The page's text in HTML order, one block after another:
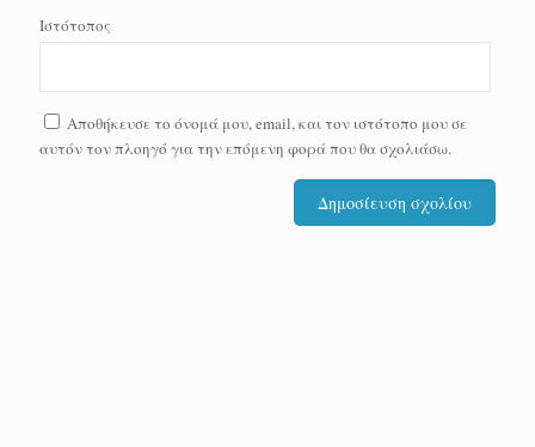
Ιστότοπος
Αποθήκευσε το όνομά μου, email, και τον ιστότοπο μου σε
αυτόν τον πλοηγό για την επόμενη φορά που θα σχολιάσω.